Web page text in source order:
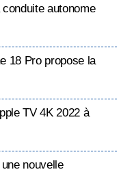
autonome
18 Pro propose la
TV 4K 2022 à
nouvelle